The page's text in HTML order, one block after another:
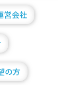
営会社
の方